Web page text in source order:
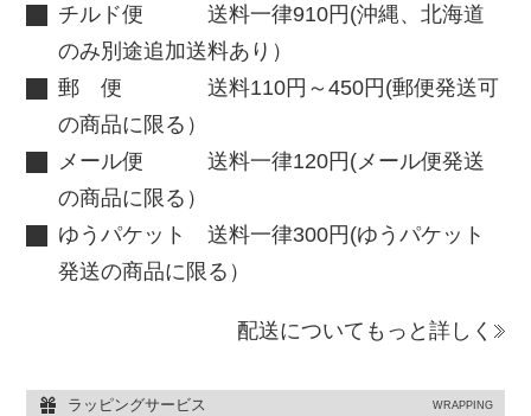
チルド便 送料一律910円(沖縄、北海道
のみ別途追加送料あり）
郵 便 送料110円～450円(郵便発送可
の商品に限る）
メール便 送料一律120円(メール便発送
の商品に限る）
ゆうパケット 送料一律300円(ゆうパケット
発送の商品に限る）
配送についてもっと詳しく
ラッピングサービス WRAPPING